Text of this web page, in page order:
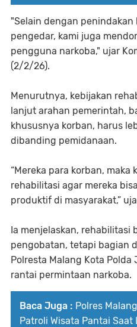
"Selain dengan
pengedar, kami juga
pengguna narkoba," ujar
(2/2/26).
Menurutnya, kebijakan
lanjut arahan pemerintah,
khususnya korban, harus
dibanding pemidanaan.
“Mereka para korban, maka
rehabilitasi agar mereka
produktif di masyarakat,”
Ia menjelaskan, rehabilitasi
pengobatan, tetapi bagian
Polresta Malang Kota
rantai permintaan narkoba.
Baca Juga : Polres
Patroli Wisata Pantai